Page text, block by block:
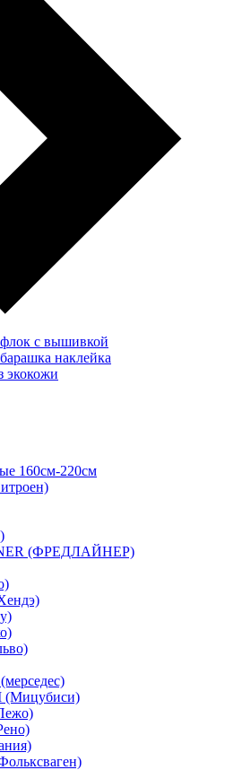
с вышивкой
наклейка
экокожи
160см-220см
(ФРЕДЛАЙНЕР)
(Мицубиси)